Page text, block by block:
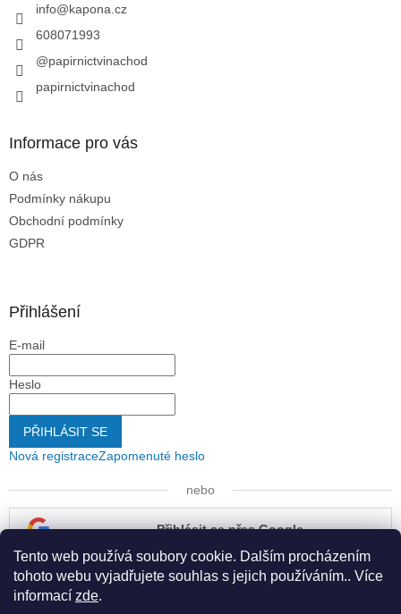
Tento web používá soubory cookie. Dalším procházením
tohoto webu vyjadřujete souhlas s jejich používáním.. Více
informací zde.
info@kapona.cz
608071993
@papirnictvinachod
papirnictvinachod
Informace pro vás
O nás
Podmínky nákupu
Obchodní podmínky
GDPR
Přihlášení
E-mail
Heslo
PŘIHLÁSIT SE
Nová registraceZapomenuté heslo
nebo
Přihlásit se přes Google
Přihlásit se přes Seznam